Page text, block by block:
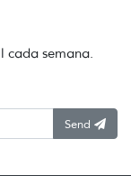
cada semana.
Send